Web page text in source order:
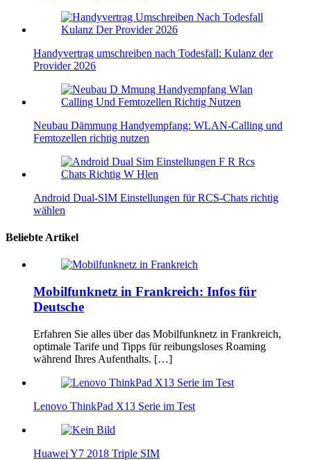
Handyvertrag umschreiben nach Todesfall: Kulanz der
Provider 2026
Neubau Dämmung Handyempfang: WLAN-Calling und
Femtozellen richtig nutzen
Android Dual‑SIM Einstellungen für RCS‑Chats richtig
wählen
Beliebte Artikel
Mobilfunknetz in Frankreich: Infos für
Deutsche
Erfahren Sie alles über das Mobilfunknetz in Frankreich,
optimale Tarife und Tipps für reibungsloses Roaming
während Ihres Aufenthalts. […]
Lenovo ThinkPad X13 Serie im Test
Huawei Y7 2018 Triple SIM